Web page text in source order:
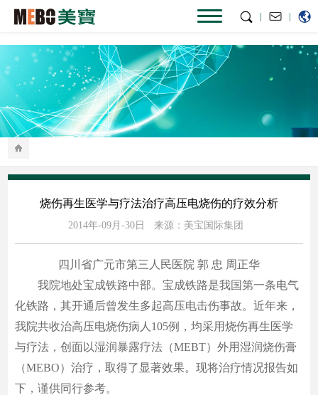
|
|
烧伤再生医学与疗法治疗高压电烧伤的疗效分析
2014年-09月-30日 来源：美宝国际集团
四川省广元市第三人民医院 郭 忠 周正华
我院地处宝成铁路中部。宝成铁路是我国第一条电气
化铁路，其开通后曾发生多起高压电击伤事故。近年来，
我院共收治高压电烧伤病人105例，均采用烧伤再生医学
与疗法，创面以湿润暴露疗法（MEBT）外用湿润烧伤膏
（MEBO）治疗，取得了显著效果。现将治疗情况报告如
下，谨供同行参考。